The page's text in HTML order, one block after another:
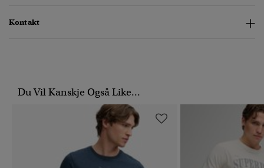
Kontakt
Du Vil Kanskje Også Like...